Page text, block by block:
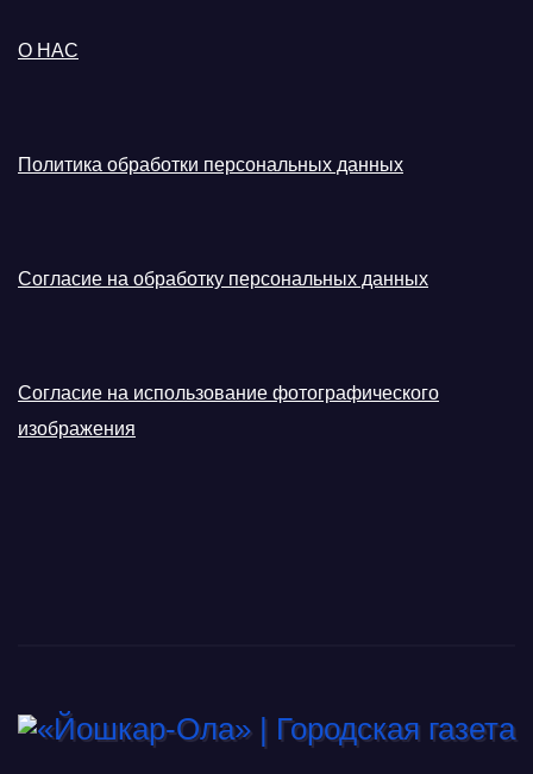
О НАС
Политика обработки персональных данных
Согласие на обработку персональных данных
Согласие на использование фотографического
изображения